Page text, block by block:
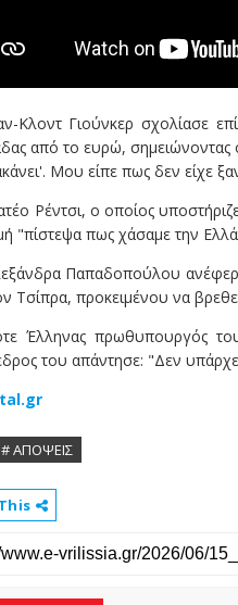
Κλοντ Γιούνκερ σχολίασε
από το ευρώ, σημειώνοντας
Μου είπε πως δεν είχε
Ρέντσι, ο οποίος
"πίστεψα πως χάσαμε την
Παπαδοπούλου
Τσίπρα, προκειμένου να
Έλληνας πρωθυπουργός
του απάντησε: "Δεν
# ΑΠΟΨΕΙΣ